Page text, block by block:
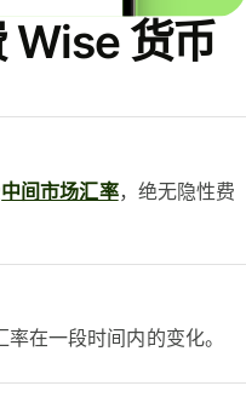
Wise 货币
中间市场汇率，绝无隐性费
在一段时间内的变化。